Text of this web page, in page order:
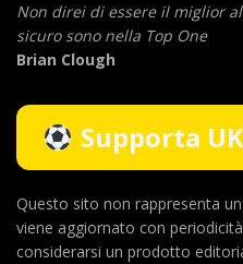
Non direi di essere il miglior
sicuro sono nella Top One
Brian Clough
Supporta
Questo sito non rappresenta
viene aggiornato con
considerarsi un prodotto